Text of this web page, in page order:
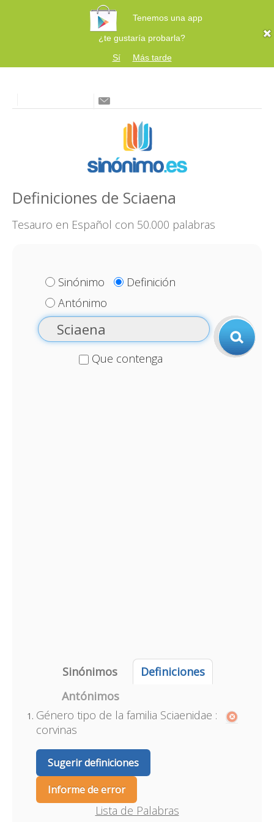
Tenemos una app
¿te gustaría probarla?
Sí
Más tarde
Definiciones de Sciaena
Tesauro en Español con 50.000 palabras
Sinónimo
Definición
Antónimo
Que contenga
Sinónimos
Definiciones
Antónimos
Género tipo de la familia Sciaenidae :
corvinas
Sugerir definiciones
Informe de error
Lista de Palabras